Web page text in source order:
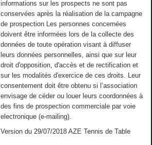
informations sur les prospects ne sont pas
conservées après la réalisation de la campagne
de prospection Les personnes concernées
doivent être informées lors de la collecte des
données de toute opération visant à diffuser
leurs données personnelles, ainsi que sur leur
droit d'opposition, d'accès et de rectification et
sur les modalités d'exercice de ces droits. Leur
consentement doit être obtenu si l’association
envisage de céder ou louer leurs coordonnées à
des fins de prospection commerciale par voie
electronique (e-mailing).
Version du 29/07/2018 AZE Tennis de Table